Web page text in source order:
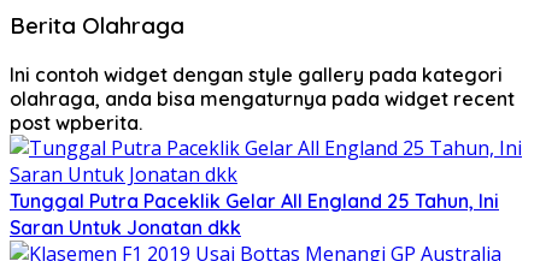
Berita Olahraga
Ini contoh widget dengan style gallery pada kategori
olahraga, anda bisa mengaturnya pada widget recent
post wpberita.
Tunggal Putra Paceklik Gelar All England 25 Tahun, Ini
Saran Untuk Jonatan dkk